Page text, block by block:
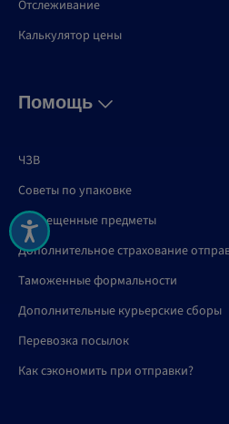
Отслеживание
Калькулятор цены
Помощь
ЧЗВ
Советы по упаковке
Запрещенные предметы
Дополнительное страхование
Таможенные формальности
Дополнительные курьерские сборы
Перевозка посылок
Как сэкономить при отправки?